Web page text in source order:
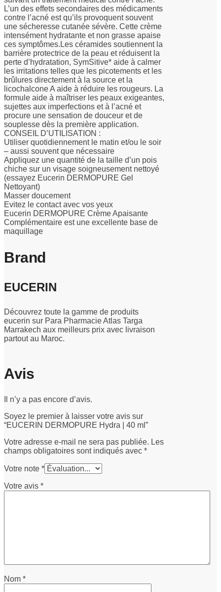
L’un des effets secondaires des médicaments
contre l’acné est qu’ils provoquent souvent
une sécheresse cutanée sévère. Cette crème
intensément hydratante et non grasse apaise
ces symptômes.Les céramides soutiennent la
barrière protectrice de la peau et réduisent la
perte d’hydratation, SymSitive* aide à calmer
les irritations telles que les picotements et les
brûlures directement à la source et la
licochalcone A aide à réduire les rougeurs. La
formule aide à maîtriser les peaux exigeantes,
sujettes aux imperfections et à l’acné et
procure une sensation de douceur et de
souplesse dès la première application.
CONSEIL D’UTILISATION :
Utiliser quotidiennement le matin et/ou le soir
– aussi souvent que nécessaire
Appliquez une quantité de la taille d’un pois
chiche sur un visage soigneusement nettoyé
(essayez Eucerin DERMOPURE Gel
Nettoyant)
Masser doucement
Evitez le contact avec vos yeux
Eucerin DERMOPURE Crème Apaisante
Complémentaire est une excellente base de
maquillage
Brand
EUCERIN
Découvrez toute la gamme de produits
eucerin sur Para Pharmacie Atlas Targa
Marrakech aux meilleurs prix avec livraison
partout au Maroc.
Avis
Il n’y a pas encore d’avis.
Soyez le premier à laisser votre avis sur
“EUCERIN DERMOPURE Hydra | 40 ml”
Votre adresse e-mail ne sera pas publiée. Les
champs obligatoires sont indiqués avec *
Votre note *
Votre avis *
Nom *